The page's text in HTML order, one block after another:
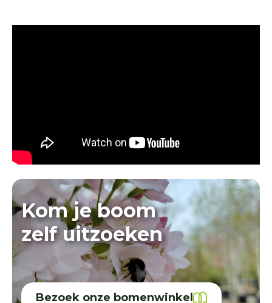
Kom je boom
zelf uitzoeken
Bezoek onze bomenwinkel